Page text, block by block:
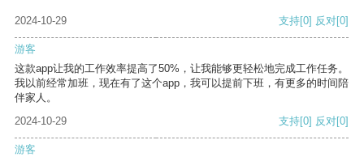
2024-10-29 支持[0] 反对[0]
游客
这款app让我的工作效率提高了50%，让我能够更轻松地完成工作任务。
我以前经常加班，现在有了这个app，我可以提前下班，有更多的时间陪
伴家人。
2024-10-29
支持[0] 反对[0]
游客